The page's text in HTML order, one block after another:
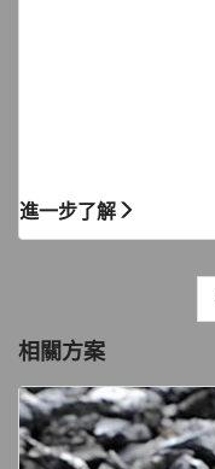
進一步了解
相關方案